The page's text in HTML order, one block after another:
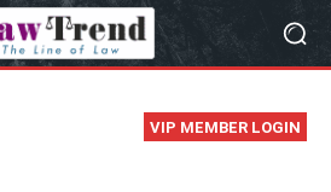
VIP MEMBER LOGIN